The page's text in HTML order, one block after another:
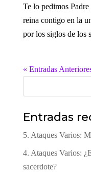
Te lo pedimos
reina contigo en la
por los siglos de los
« Entradas
Entradas
5. Ataques Varios:
4. Ataques Varios:
sacerdote?